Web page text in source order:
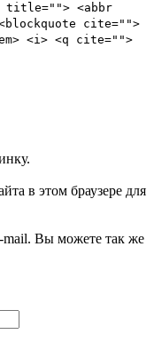
title=""> <abbr
cite="">
<i> <q cite="">
в этом браузере для
mail. Вы можете так же